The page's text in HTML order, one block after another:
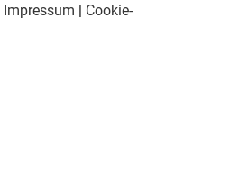
Impressum | Cookie-